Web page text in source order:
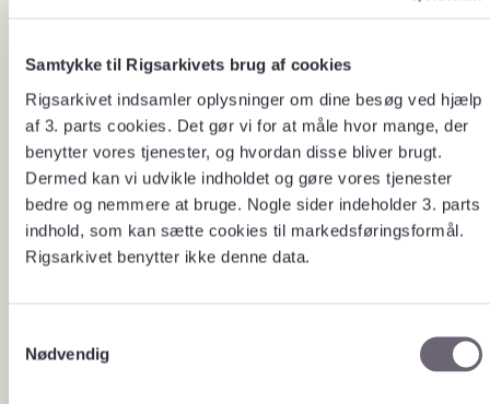
Samtykke til Rigsarkivets brug af cookies
Rigsarkivet indsamler oplysninger om dine besøg ved hjælp
af 3. parts cookies. Det gør vi for at måle hvor mange, der
benytter vores tjenester, og hvordan disse bliver brugt.
Dermed kan vi udvikle indholdet og gøre vores tjenester
bedre og nemmere at bruge. Nogle sider indeholder 3. parts
indhold, som kan sætte cookies til markedsføringsformål.
Rigsarkivet benytter ikke denne data.
Nødvendig
1800-1857
1857-2006
Særlige forhold i Sønderjylland